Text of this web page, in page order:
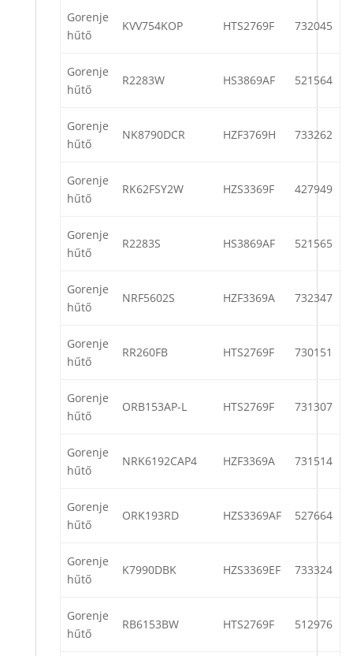
Gorenje
hűtő
KVV754KOP HTS2769F 732045
Gorenje
hűtő
R2283W HS3869AF 521564
Gorenje
hűtő
NK8790DCR HZF3769H 733262
Gorenje
hűtő
RK62FSY2W HZS3369F 427949
Gorenje
hűtő
R2283S HS3869AF 521565
Gorenje
hűtő
NRF5602S HZF3369A 732347
Gorenje
hűtő
RR260FB HTS2769F 730151
Gorenje
hűtő
ORB153AP-L HTS2769F 731307
Gorenje
hűtő
NRK6192CAP4 HZF3369A 731514
Gorenje
hűtő
ORK193RD HZS3369AF 527664
Gorenje
hűtő
K7990DBK HZS3369EF 733324
Gorenje
hűtő
RB6153BW HTS2769F 512976